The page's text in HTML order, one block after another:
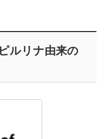
ルリナ由来の